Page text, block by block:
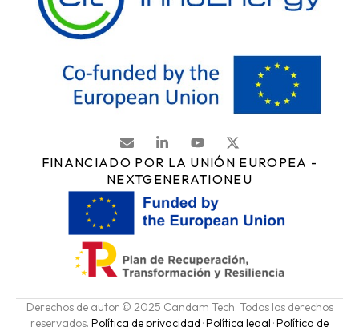
FINANCIADO POR LA UNIÓN EUROPEA -
NEXTGENERATIONEU
Derechos de autor © 2025 Candam Tech. Todos los derechos
reservados. Política de privacidad ·Política legal ·Política de